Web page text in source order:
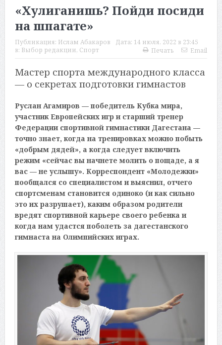
«Хулиганишь? Пойди посиди
на шпагате»
Публикация: Ислам Абакаров Дата: 14 июля, 2022 в 23:45
в: Выбор редакции, Спорт Печать Email
Мастер спорта международного класса
— о секретах подготовки гимнастов
Руслан Агамиров — победитель Кубка мира,
участник Европейских игр и старший тренер
Федерации спортивной гимнастики Дагестана —
точно знает, когда на тренировках можно побыть
«добрым дядей», а когда следует включить
режим «сейчас вы начнете молить о пощаде, а я
вас — не услышу». Корреспондент «Молодежки»
пообщался со специалистом и выяснил, отчего
спортсменам становится одиноко (и как сильно
это их разрушает), каким образом родители
вредят спортивной карьере своего ребенка и
когда нам удастся поболеть за дагестанского
гимнаста на Олимпийских играх.